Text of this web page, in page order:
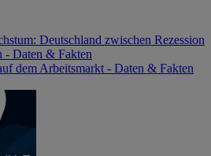
Deutschland zwischen Rezession
- Daten & Fakten
dem Arbeitsmarkt - Daten & Fakten